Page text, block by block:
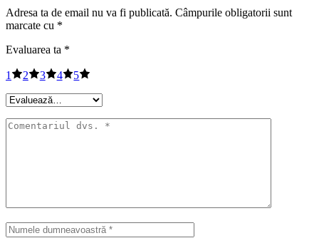
Adresa ta de email nu va fi publicată. Câmpurile obligatorii sunt
marcate cu *
Evaluarea ta *
1 2 3 4 5